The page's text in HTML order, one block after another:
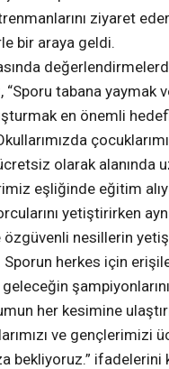
ziyaret
bir araya geldi.
“Sporu tabana yaymak
en önemli
olarak alanında
eşliğinde eğitim
yetiştirirken
nesillerin
Sporun herkes için
geleceğin
her kesimine
ve gençlerimizi
bekliyoruz.” ifadelerini